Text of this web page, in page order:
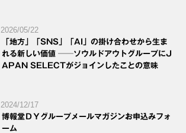
2026/05/22
「地方」「SNS」「AI」の掛け合わせから生ま
れる新しい価値 ──ソウルドアウトグループにJ
APAN SELECTがジョインしたことの意味
2024/12/17
博報堂ＤＹグループメールマガジンお申込みフォ
ーム